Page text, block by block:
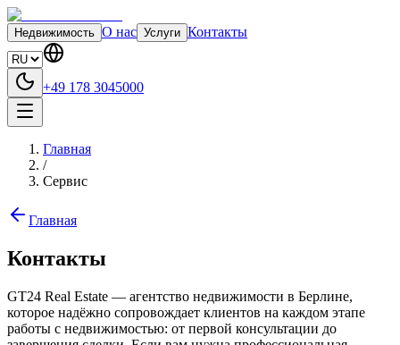
Недвижимость О нас Услуги Контакты
+49 178 3045000
Главная
/
Сервис
Главная
Контакты
GT24 Real Estate — агентство недвижимости в Берлине,
которое надёжно сопровождает клиентов на каждом этапе
работы с недвижимостью: от первой консультации до